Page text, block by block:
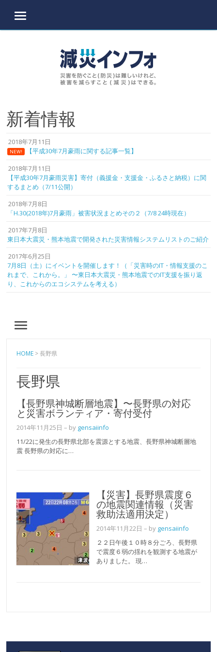
MENU
新着情報
2018年7月11日
NEW! 【平成30年7月豪雨に関する記事一覧】
2018年7月11日
【平成30年7月豪雨災害】寄付（義援金・支援金・ふるさと納税）に関
するまとめ（7/11公開）
2018年7月8日
「H.30(2018年)7月豪雨」被害状況まとめその２（7/8 24時現在）
2017年7月8日
東日本大震災・熊本地震で開発された災害情報システムリストのご紹介
2017年6月25日
7月8日（土）にイベントを開催します！（「災害時のIT・情報支援のこ
れまで、これから。」 〜東日本大震災・熊本地震でのIT支援を振り返
り、これからのエコシステムを考える）
MENU
HOME >長野県
長野県
【長野県神城断層地震】〜長野県の対応
と災害ボランティア・寄付受付
2014年11月25日 – by gensaiinfo
11/22に発生の長野県北部を震源とする地震、長野県神城断層地
震 長野県の対応に…
【災害】長野県震度６
の地震関連情報（災害
救助法適用決定）
2014年11月22日 – by gensaiinfo
２２日午後１０時８分ごろ、長野県
で震度６弱の揺れを観測する地震が
ありました。 現…